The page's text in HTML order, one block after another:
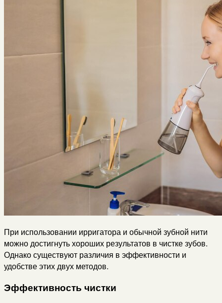
При использовании ирригатора и обычной зубной нити
можно достигнуть хороших результатов в чистке зубов.
Однако существуют различия в эффективности и
удобстве этих двух методов.
Эффективность чистки